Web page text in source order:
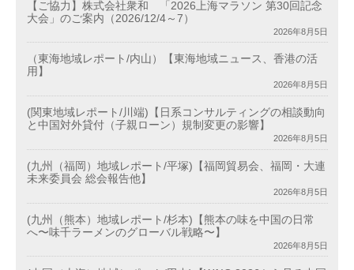
【ご協力】株式会社衆和 「2026上海マラソン 第30回記念
大会」のご案内（2026/12/4～7）
2026年8月5日
（東海地域レポート/内山）【東海地域ニュース、香港の活
用】
2026年8月5日
(関東地域レポート/川端)【日系コンサルティングの相談動向
と中国対外貸付（子親ローン）規制変更の影響】
2026年8月5日
(九州（福岡）地域レポート/平塚)【福岡貿易会、福岡・大連
未来委員会 総会報告他】
2026年8月5日
(九州（熊本）地域レポート/杉本)【熊本の味を中国の日常
へ〜味千ラーメンのグローバル戦略〜】
2026年8月5日